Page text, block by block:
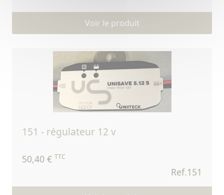
Voir le produit
151 - régulateur 12 v
50,40 € TTC
Ref.151